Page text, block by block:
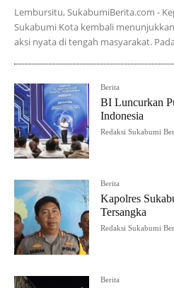
Lembursitu, SukabumiBerita.com -
Sukabumi Kota kembali
aksi nyata di tengah masyarakat.
Berita
BI Luncurkan
Indonesia
Redaksi Sukabumi
Berita
Kapolres
Tersangka
Redaksi Sukabumi
Berita